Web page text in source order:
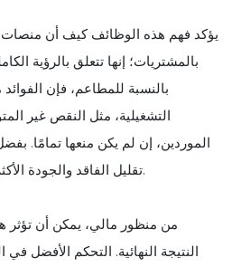
يؤكد فهم هذه الوظائف كيف أن منصات
بالمشتريات؛ إنها تتعلق بالرؤية
بالنسبة للمطاعم، فإن
التشغيلية، مثل النقص غير
الموردين، إن لم يكن منعها تمامًا.
تقليل الفاقد والجودة الأكثر اتساقًا وتحسين رضا العملاء.
من منظور مالي، يمكن أن
النتيجة النهائية. التحكم الأفضل